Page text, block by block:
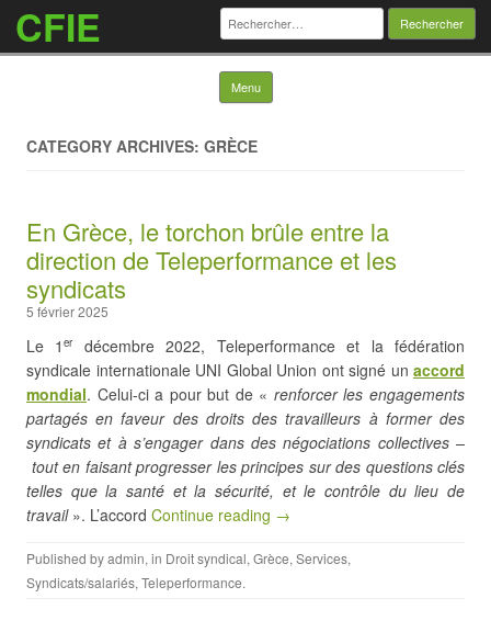
CFIE Rechercher :
Menu Skip to content
CATEGORY ARCHIVES: GRÈCE
En Grèce, le torchon brûle entre la
direction de Teleperformance et les
syndicats
5 février 2025
Le 1er
décembre 2022, Teleperformance et la fédération
syndicale internationale UNI Global Union ont signé un accord
mondial. Celui-ci a pour but de « renforcer les engagements
partagés en faveur des droits des travailleurs à former des
syndicats et à s’engager dans des négociations collectives –
tout en faisant progresser les principes sur des questions clés
telles que la santé et la sécurité, et le contrôle du lieu de
travail ». L’accord Continue reading →
Published byadmin, in Droit syndical, Grèce, Services,
Syndicats/salariés, Teleperformance.